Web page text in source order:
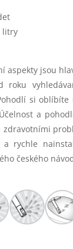
litry
aspekty jsou
si oblíbíte
a
rychle
českého